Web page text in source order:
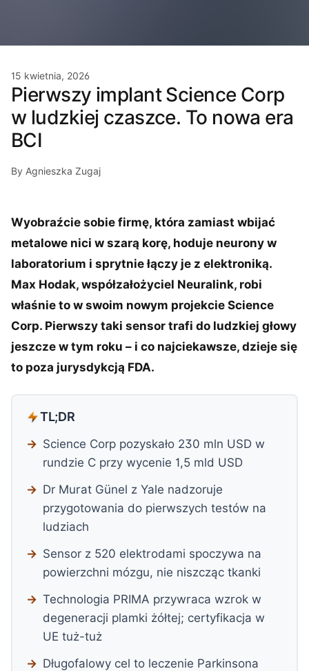
15 kwietnia, 2026
Pierwszy implant Science Corp
w ludzkiej czaszce. To nowa era
BCI
By Agnieszka Zugaj
Wyobraźcie sobie firmę, która zamiast wbijać
metalowe nici w szarą korę, hoduje neurony w
laboratorium i sprytnie łączy je z elektroniką.
Max Hodak, współzałożyciel Neuralink, robi
właśnie to w swoim nowym projekcie Science
Corp. Pierwszy taki sensor trafi do ludzkiej głowy
jeszcze w tym roku – i co najciekawsze, dzieje się
to poza jurysdykcją FDA.
TL;DR
Science Corp pozyskało 230 mln USD w
rundzie C przy wycenie 1,5 mld USD
Dr Murat Günel z Yale nadzoruje
przygotowania do pierwszych testów na
ludziach
Sensor z 520 elektrodami spoczywa na
powierzchni mózgu, nie niszcząc tkanki
Technologia PRIMA przywraca wzrok w
degeneracji plamki żółtej; certyfikacja w
UE tuż-tuż
Długofalowy cel to leczenie Parkinsona